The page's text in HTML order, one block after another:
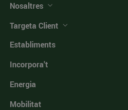
Nosaltres
Targeta Client
Establiments
Incorpora't
Energia
Mobilitat